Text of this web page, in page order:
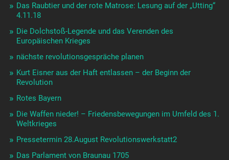
Das Raubtier und der rote Matrose: Lesung auf der „Utting“
4.11.18
Die Dolchstoß-Legende und das Verenden des
Europäischen Krieges
nächste revolutionsgespräche planen
Kurt Eisner aus der Haft entlassen – der Beginn der
Revolution
Rotes Bayern
Die Waffen nieder! – Friedensbewegungen im Umfeld des 1.
Weltkrieges
Pressetermin 28.August Revolutionswerkstatt2
Das Parlament von Braunau 1705